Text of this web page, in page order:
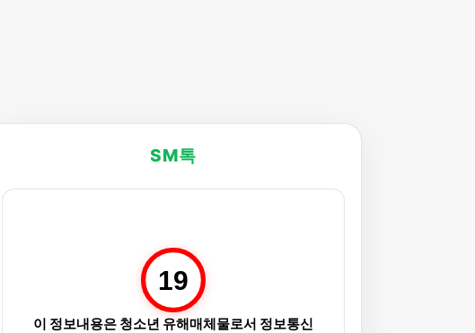
SM톡
19
이 정보내용은 청소년 유해매체물로서 정보통신